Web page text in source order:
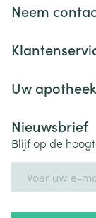
Neem
Uw apotheek
Nieuwsbrief
Blijf op de